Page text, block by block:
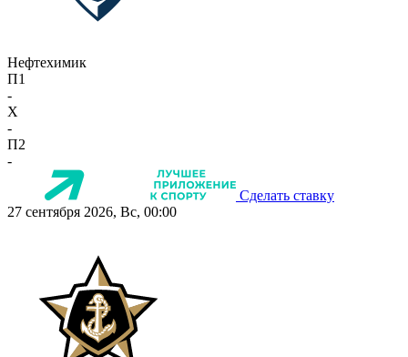
Нефтехимик
П1
-
X
-
П2
-
Сделать ставку
27 сентября 2026, Вс, 00:00